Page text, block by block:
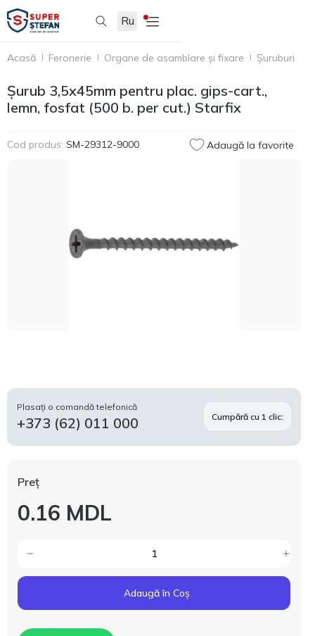
Ru
Acasă Feronerie Organe de asamblare și fixare Șuruburi
Șurub 3,5x45mm pentru plac. gips-cart.,
lemn, fosfat (500 b. per cut.) Starfix
Cod produs: SM-29312-9000 Adaugă la favorite
Plasați o comandă telefonică
+373 (62) 011 000 Cumpără cu 1 clic:
Preț
0.16 MDL
Adaugă în Coș